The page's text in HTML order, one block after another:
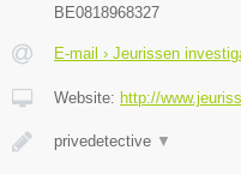
BE0818968327
E-mail › Jeurissen
Website: http://
privedetective ▼